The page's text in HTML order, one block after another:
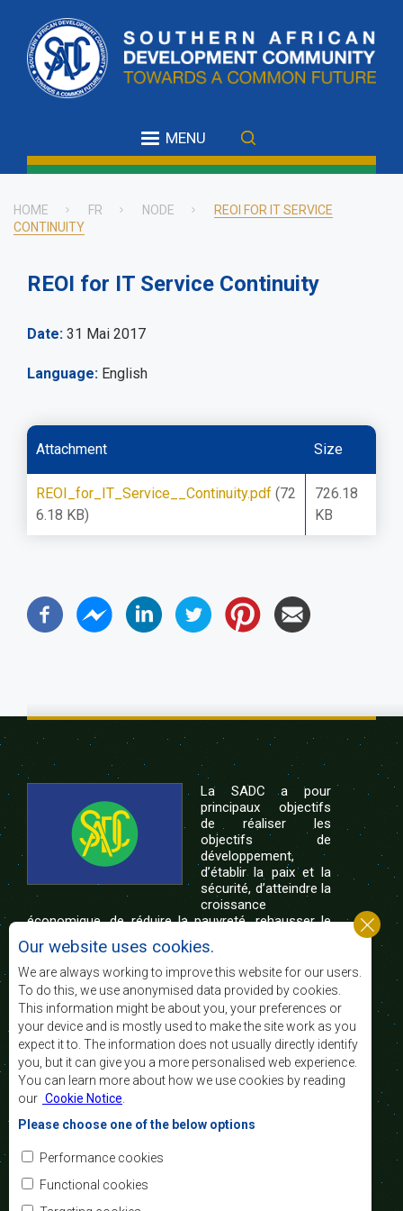
main
content
MENU
Breadcrumb
HOME FR NODE
REOI FOR IT SERVICE
CONTINUITY
REOI for IT Service Continuity
Date 31 Mai 2017
Language English
Attachment Size
REOI_for_IT_Service__Continuity.pdf (72
6.18 KB)
726.18
KB
La SADC a pour
principaux objectifs
de réaliser les
objectifs de
développement,
d’établir la paix et la
sécurité, d’atteindre la
croissance
économique, de réduire la pauvreté, rehausser le
niveau et la qualité de vie du peuple de l’Afrique
australe et d’appuyer les défavorisés sociaux par le
biais de l’intégration régionale, de principes
démocratiques consolidés et d’un développement
équitable et durable.
Nous contacter
SADC House
Plot No. 54385
Central Business District
Private Bag 0095
Our website uses cookies.
We are always working to improve this website for our users.
To do this, we use anonymised data provided by cookies.
This information might be about you, your preferences or
your device and is mostly used to make the site work as you
expect it to. The information does not usually directly identify
you, but it can give you a more personalised web experience.
You can learn more about how we use cookies by reading
our Cookie Notice
Please choose one of the below options
Performance cookies
Functional cookies